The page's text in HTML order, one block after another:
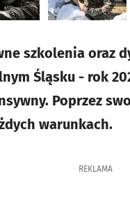
szkolenia oraz
Śląsku - rok
Poprzez
warunkach.
REKLAMA